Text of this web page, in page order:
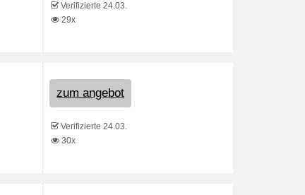
Verifizierte 24.03.
29x
zum angebot
Verifizierte 24.03.
30x